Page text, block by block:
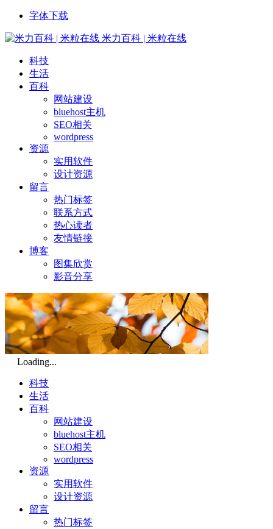
字体下载
米力百科 | 米粒在线
科技
生活
百科
网站建设
bluehost主机
SEO相关
wordpress
资源
实用软件
设计资源
留言
热门标签
联系方式
热心读者
友情链接
博客
图集欣赏
影音分享
Loading...
科技
生活
百科
网站建设
bluehost主机
SEO相关
wordpress
资源
实用软件
设计资源
留言
热门标签